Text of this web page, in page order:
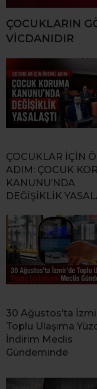
ÇOCUKLARIN
VİCDANIDIR
ÇOCUKLAR İÇİN
ADIM: ÇOCUK
KANUNU’NDA
DEĞİŞİKLİK
30 Ağustos’ta
Toplu Ulaşıma
İndirim Meclis
Gündeminde